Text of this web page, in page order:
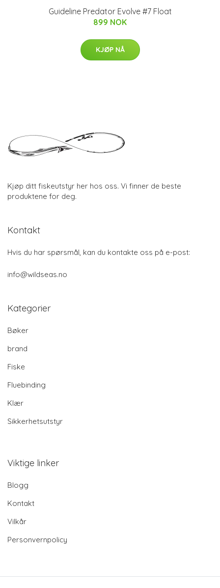
Guideline Predator Evolve #7 Float
899 NOK
KJØP NÅ
Kjøp ditt fiskeutstyr her hos oss. Vi finner de beste
produktene for deg.
Kontakt
Hvis du har spørsmål, kan du kontakte oss på e-post:
info@wildseas.no
Kategorier
Bøker
brand
Fiske
Fluebinding
Klær
Sikkerhetsutstyr
Viktige linker
Blogg
Kontakt
Vilkår
Personvernpolicy